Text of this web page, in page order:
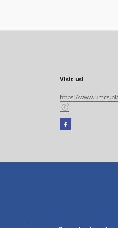
Visit us!
https://
Facebook
open